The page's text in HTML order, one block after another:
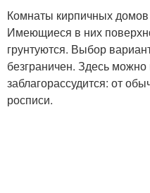
Комнаты кирпичных
Имеющиеся в них
грунтуются. Выбор
безграничен. Здесь можно
заблагорассудится: от
росписи.